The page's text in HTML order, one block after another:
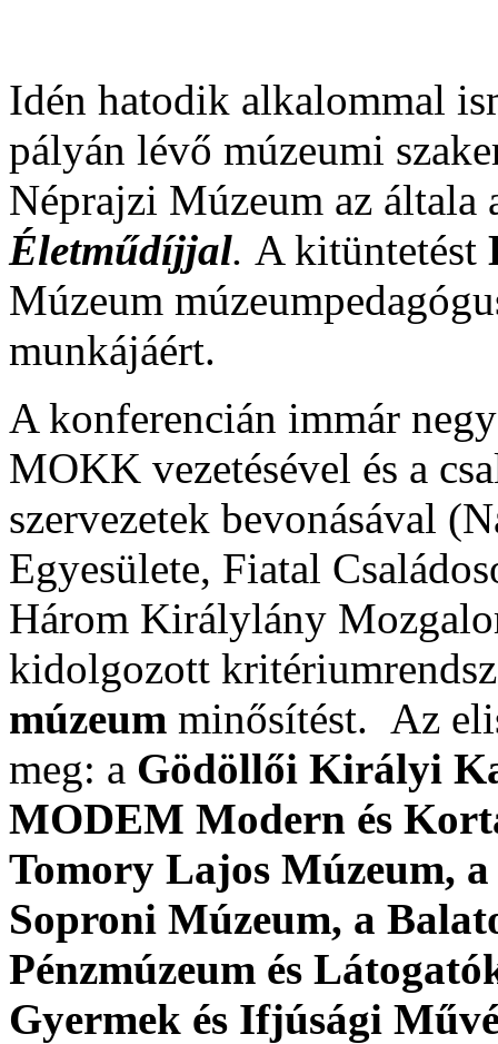
Idén hatodik alkalommal
pályán lévő múzeumi
Néprajzi Múzeum az
Életműdíjjal. A kitüntetést
Múzeum
munkájáért.
A konferencián immár
MOKK vezetésével és a
szervezetek bevonásával
Egyesülete, Fiatal
Három Királylány
kidolgozott
múzeum minősítést. Az
meg: a Gödöllői Királyi
MODEM Modern és
Tomory Lajos Múzeum, a
Soproni Múzeum, a
Pénzmúzeum és
Gyermek és Ifjúsági